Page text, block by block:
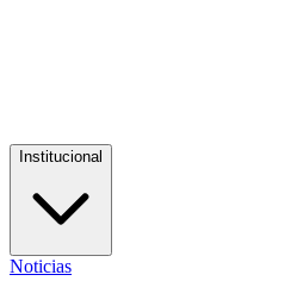
Institucional
Noticias